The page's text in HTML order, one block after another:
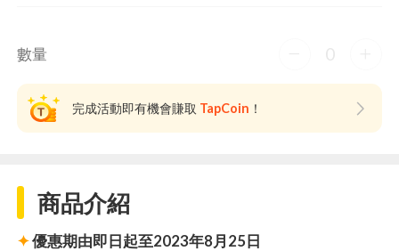
數量 0
完成活動即有機會賺取 TapCoin ！
商品介紹
✦優惠期由即日起至2023年8月25日